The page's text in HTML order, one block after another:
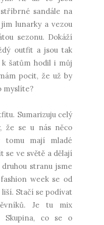
sandále na
lunarky a vezou
sezonu. Dokáží
outfit a jsou tak
šatům hodil i můj
pocit, že už by
myslíte?
Sumarizuju celý
že se u nás něco
tomu mají mladé
se ve světě a dělají
stranu jsme
week se od
Stačí se podívat
Je tu mix
Skupina, co se o